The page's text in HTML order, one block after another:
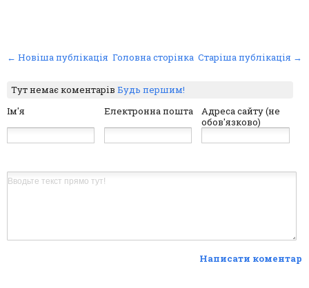
← Новіша публікація Старіша публікація →
Головна сторінка
Тут немає коментарівБудь першим!
Ім'я
Електронна пошта
Адреса сайту (не
обов'язково)
Написати коментар